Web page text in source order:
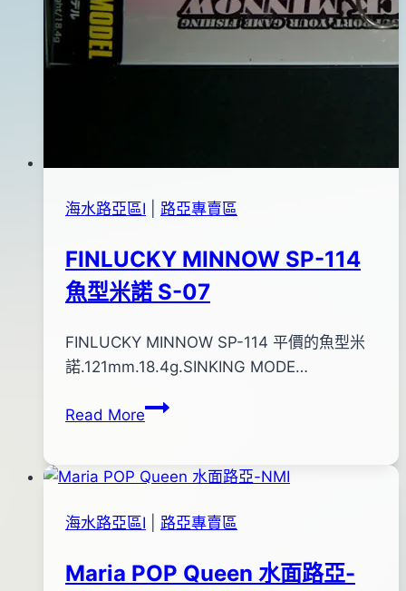
海水路亞區Ⅰ 路亞專賣區
FINLUCKY MINNOW SP-114
魚型米諾 S-07
Byanna
2012
年
月
2016
年
月
06
FINLUCKY MINNOW SP-114 平價的魚型米
諾.121mm.18.4g.SINKING MODE…
Read MoreFINLUCKY
114
型
諾
海水路亞區Ⅰ 路亞專賣區
Maria POP Queen 水面路亞-